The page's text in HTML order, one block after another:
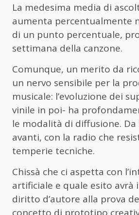
La medesima media di
aumenta percentualmente
di un punto percentuale,
settimana della canzone.
Comunque, un merito da
un nervo sensibile per la
musicale: l’evoluzione dei
vinile in poi- ha
le modalità di diffusione.
avanti, con la radio che
temperie tecniche.
Chissà che ci aspetta con
artificiale e quale esito avrà
diritto d’autore alla prova
concetto di prototipo